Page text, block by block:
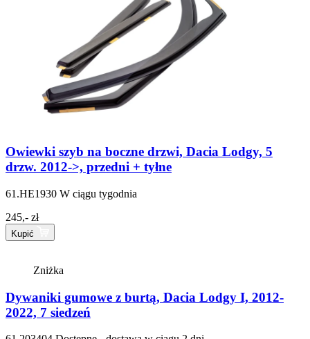
Owiewki szyb na boczne drzwi, Dacia Lodgy, 5
drzw. 2012->, przedni + tyłne
61.HE1930 W ciągu tygodnia
245,- zł
Kupić
Zniżka
Dywaniki gumowe z burtą, Dacia Lodgy I, 2012-
2022, 7 siedzeń